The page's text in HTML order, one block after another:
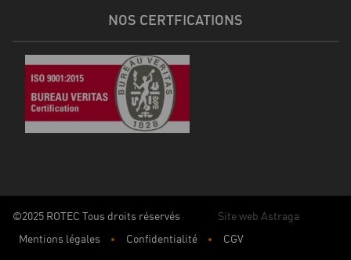
NOS CERTFICATIONS
©2025 ROTEC Tous droits réservés
Site web Astraga
Mentions légales
Confidentialité CGV